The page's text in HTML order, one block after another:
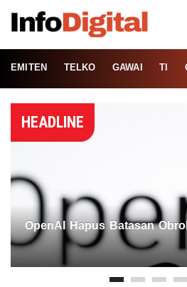
EMITEN TELKO GAWAI TI
HEADLINE
OpenAI Hapus Batasan